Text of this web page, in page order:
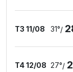
T3 11/08 31°/
T4 12/08 27°/